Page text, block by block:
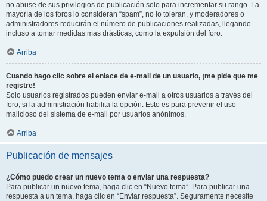
no abuse de sus privilegios de publicación solo para incrementar su rango. La
mayoría de los foros lo consideran “spam”, no lo toleran, y moderadores o
administradores reducirán el número de publicaciones realizadas, llegando
incluso a tomar medidas mas drásticas, como la expulsión del foro.
Arriba
Cuando hago clic sobre el enlace de e-mail de un usuario, ¡me pide que me
registre!
Solo usuarios registrados pueden enviar e-mail a otros usuarios a través del
foro, si la administración habilita la opción. Esto es para prevenir el uso
malicioso del sistema de e-mail por usuarios anónimos.
Arriba
Publicación de mensajes
¿Cómo puedo crear un nuevo tema o enviar una respuesta?
Para publicar un nuevo tema, haga clic en “Nuevo tema”. Para publicar una
respuesta a un tema, haga clic en “Enviar respuesta”. Seguramente necesite